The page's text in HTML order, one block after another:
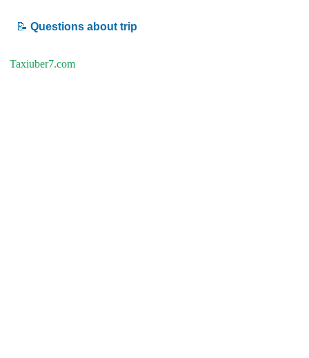
📝 Questions about trip
Taxiuber7.com